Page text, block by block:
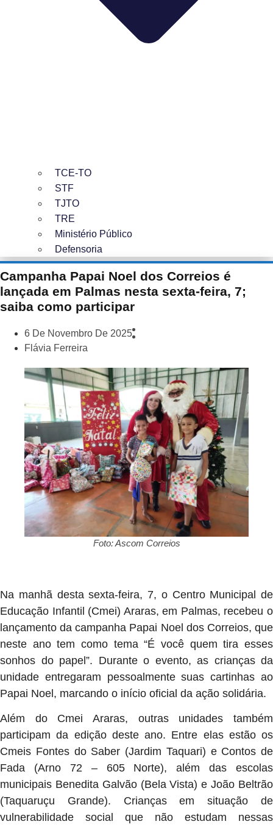
TCE-TO
STF
TJTO
TRE
Ministério Público
Defensoria
Campanha Papai Noel dos Correios é
lançada em Palmas nesta sexta-feira, 7;
saiba como participar
6 De Novembro De 2025
Flávia Ferreira
Foto: Ascom Correios
Na manhã desta sexta-feira, 7, o Centro Municipal de
Educação Infantil (Cmei) Araras, em Palmas, recebeu o
lançamento da campanha Papai Noel dos Correios, que
neste ano tem como tema “É você quem tira esses
sonhos do papel”. Durante o evento, as crianças da
unidade entregaram pessoalmente suas cartinhas ao
Papai Noel, marcando o início oficial da ação solidária.
Além do Cmei Araras, outras unidades também
participam da edição deste ano. Entre elas estão os
Cmeis Fontes do Saber (Jardim Taquari) e Contos de
Fada (Arno 72 – 605 Norte), além das escolas
municipais Benedita Galvão (Bela Vista) e João Beltrão
(Taquaruçu Grande). Crianças em situação de
vulnerabilidade social que não estudam nessas